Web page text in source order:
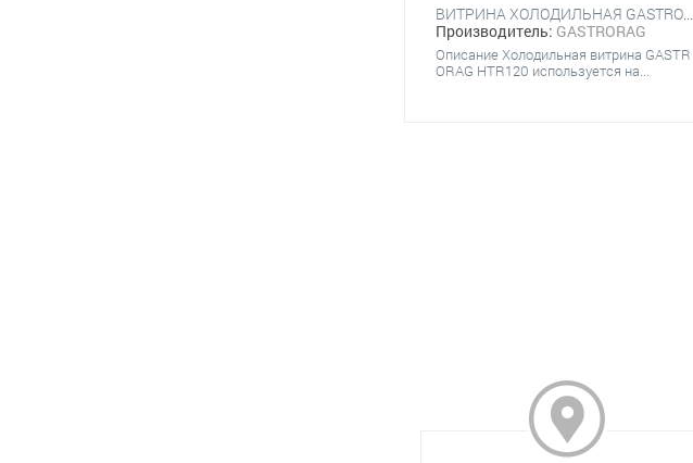
ВИТРИНА ХОЛОДИЛЬНАЯ GASTRORAG HTR120
Производитель: GASTRORAG
Описание Холодильная витрина GASTR
ORAG HTR120 используется на...